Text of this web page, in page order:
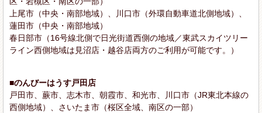
上尾市（中央・南部地域）、川口市（外環自動車道北側地域）、
蓮田市（中央・南部地域）
春日部市（16号線北側で日光街道西側の地域／東武スカイツリー
ライン西側地域は見沼店・越谷店両方のご利用が可能です。）
■のんびーはうす戸田店
戸田市、蕨市、志木市、朝霞市、和光市、川口市（JR東北本線の
西側地域）、さいたま市（桜区全域、南区の一部）